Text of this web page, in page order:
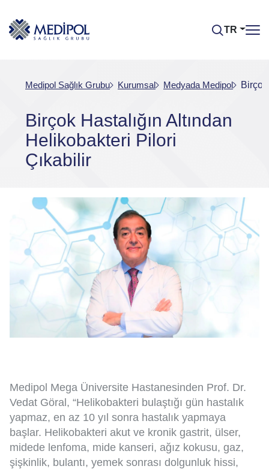
TR
Medipol Sağlık Grubu Kurumsal Medyada Medipol
Birçok Hastalığın Altından
Helikobakteri Pilori
Çıkabilir
Medipol Mega Üniversite Hastanesinden Prof. Dr.
Vedat Göral, “Helikobakteri bulaştığı gün hastalık
yapmaz, en az 10 yıl sonra hastalık yapmaya
başlar. Helikobakteri akut ve kronik gastrit, ülser,
midede lenfoma, mide kanseri, ağız kokusu, gaz,
şişkinlik, bulantı, yemek sonrası dolgunluk hissi,